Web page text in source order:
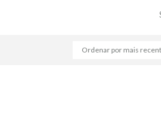
Ordenar por mais